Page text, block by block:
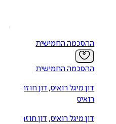
ההסכמה החמישית
ההסכמה החמישית
דון מיגל רואיס, דון חוזה
רואיס
דון מיגל רואיס, דון חוזה